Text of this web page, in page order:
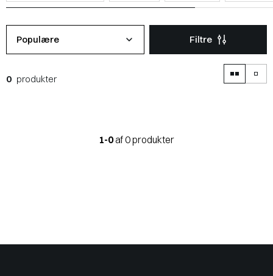
Populære Filtre
0 produkter
1-0af 0 produkter